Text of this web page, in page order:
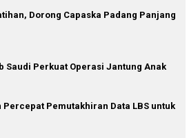
Dorong Capaska Padang Panjang
Saudi Perkuat Operasi Jantung Anak
Percepat Pemutakhiran Data LBS untuk